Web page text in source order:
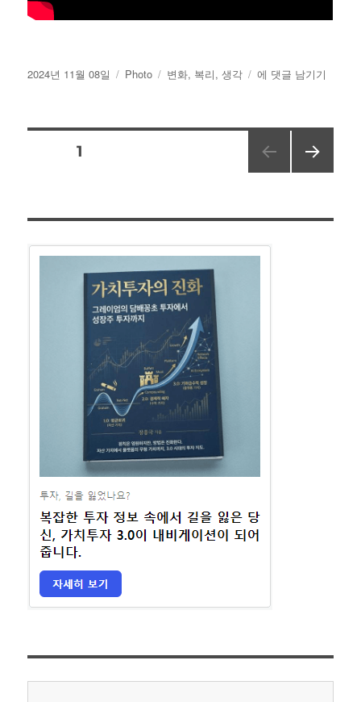
작
자
2024년 11월 08일
카
리
Photo
태
변화, 복리,생각
11
무
에 댓글 남기기
이
페이지1